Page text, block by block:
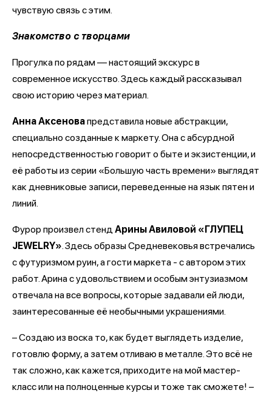
чувствую связь с этим.
Знакомство с творцами
Прогулка по рядам — настоящий экскурс в
современное искусство. Здесь каждый рассказывал
свою историю через материал.
Анна Аксеновапредставила новые абстракции,
специально созданные к маркету. Она с абсурдной
непосредственностью говорит о быте и экзистенции, и
её работы из серии «Большую часть времени» выглядят
как дневниковые записи, переведенные на язык пятен и
линий.
Фурор произвел стендАрины Авиловой «ГЛУПЕЦ
JEWELRY». Здесь образы Средневековья встречались
с футуризмом руин, а гости маркета - с автором этих
работ. Арина с удовольствием и особым энтузиазмом
отвечала на все вопросы, которые задавали ей люди,
заинтересованные её необычными украшениями.
– Создаю из воска то, как будет выглядеть изделие,
готовлю форму, а затем отливаю в металле. Это всё не
так сложно, как кажется, приходите на мой мастер-
класс или на полноценные курсы и тоже так сможете! –